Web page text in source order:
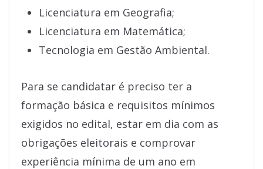
Licenciatura em Geografia;
Licenciatura em Matemática;
Tecnologia em Gestão Ambiental.
Para se candidatar é preciso ter a
formação básica e requisitos mínimos
exigidos no edital, estar em dia com as
obrigações eleitorais e comprovar
experiência mínima de um ano em